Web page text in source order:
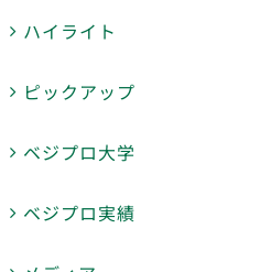
ハイライト
ピックアップ
ベジプロ大学
ベジプロ実績